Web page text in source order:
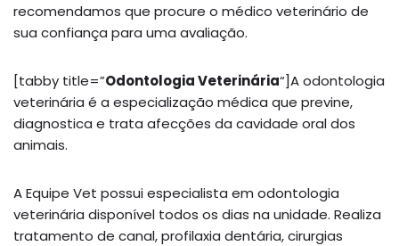
recomendamos que procure o médico veterinário de
sua confiança para uma avaliação.
[tabby title=”Odontologia Veterinária“]A odontologia
veterinária é a especialização médica que previne,
diagnostica e trata afecções da cavidade oral dos
animais.
A Equipe Vet possui especialista em odontologia
veterinária disponível todos os dias na unidade. Realiza
tratamento de canal, profilaxia dentária, cirurgias